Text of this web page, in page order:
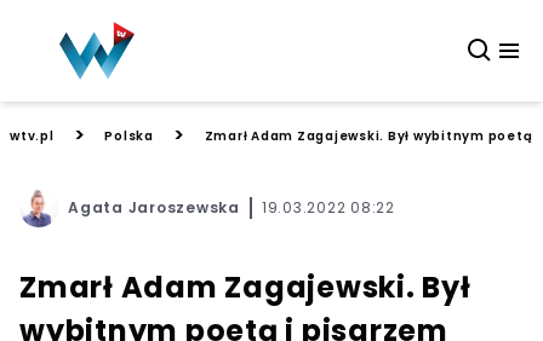
wtv.pl > Polska > Zmarł Adam Zagajewski. Był wybitnym poetą
Agata Jaroszewska 19.03.2022 08:22
Zmarł Adam Zagajewski. Był
wybitnym poetą i pisarzem